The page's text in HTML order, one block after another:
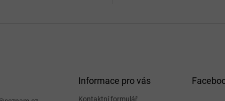
Informace pro vás
Kontaktní formulář